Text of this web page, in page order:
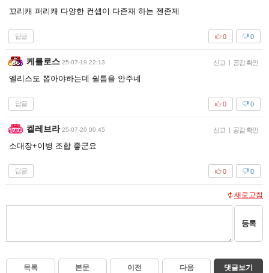
꼬리캐 퍼리캐 다양한 컨셉이 다존재 하는 젠존제
답글 0
0
케를로스 25-07-19 22:13 신고 공감 확인
엘리스도 뽑아야하는데 쉴틈을 안주네
답글 0
0
켈레브라 25-07-20 00:45 신고 공감 확인
소대장+이병 조합 좋군요
답글 0
0
새로고침
등록
목록 본문 이전 다음 댓글보기